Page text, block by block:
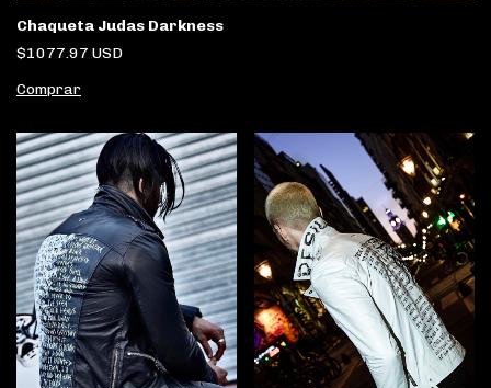
Chaqueta Judas Darkness
$1077.97 USD
Comprar